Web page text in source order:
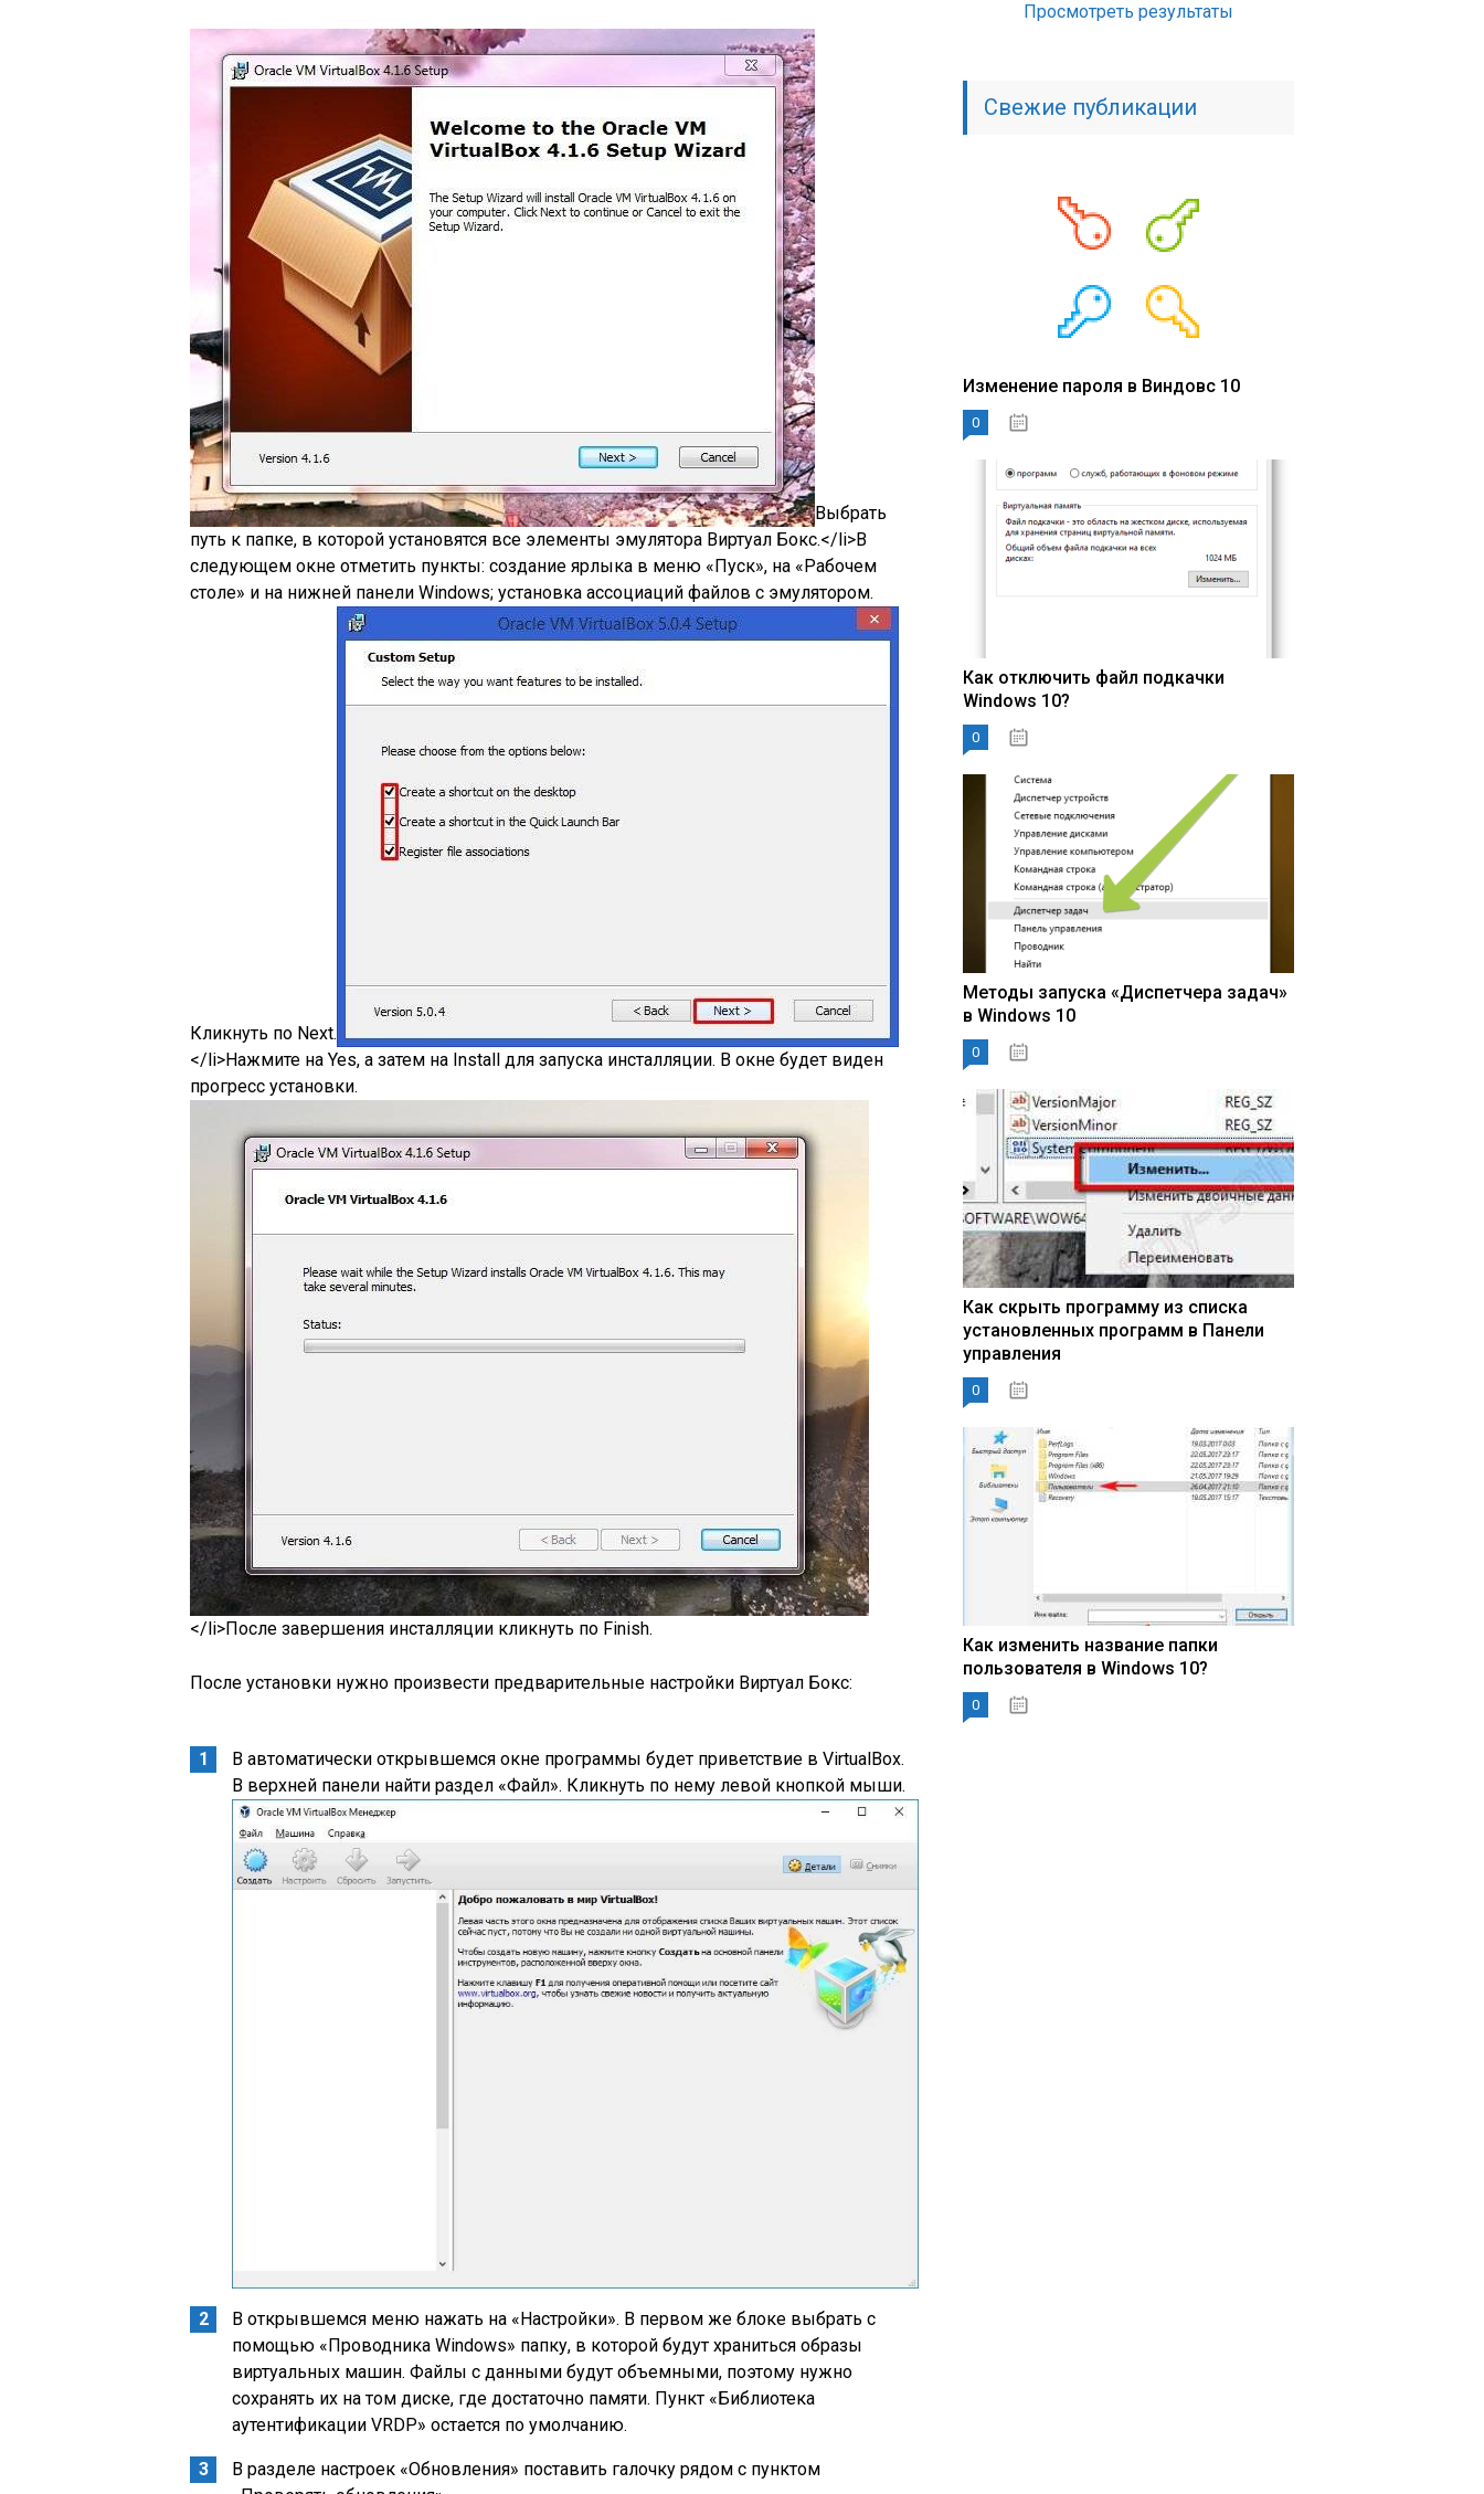
Выбрать
путь к папке, в которой установятся все элементы эмулятора Виртуал Бокс.</li>В
следующем окне отметить пункты: создание ярлыка в меню «Пуск», на «Рабочем
столе» и на нижней панели Windows; установка ассоциаций файлов с эмулятором.
Кликнуть по Next.
</li>Нажмите на Yes, а затем на Install для запуска инсталляции. В окне будет виден
прогресс установки.
</li>После завершения инсталляции кликнуть по Finish.
После установки нужно произвести предварительные настройки Виртуал Бокс:
В автоматически открывшемся окне программы будет приветствие в VirtualBox.
В верхней панели найти раздел «Файл». Кликнуть по нему левой кнопкой мыши.
В открывшемся меню нажать на «Настройки». В первом же блоке выбрать с
помощью «Проводника Windows» папку, в которой будут храниться образы
виртуальных машин. Файлы с данными будут объемными, поэтому нужно
сохранять их на том диске, где достаточно памяти. Пункт «Библиотека
аутентификации VRDP» остается по умолчанию.
В разделе настроек «Обновления» поставить галочку рядом с пунктом
Просмотреть результаты
Свежие публикации
Изменение пароля в Виндовс 10
0
Как отключить файл подкачки
Windows 10?
0
Методы запуска «Диспетчера задач»
в Windows 10
0
Как скрыть программу из списка
установленных программ в Панели
управления
0
Как изменить название папки
пользователя в Windows 10?
0